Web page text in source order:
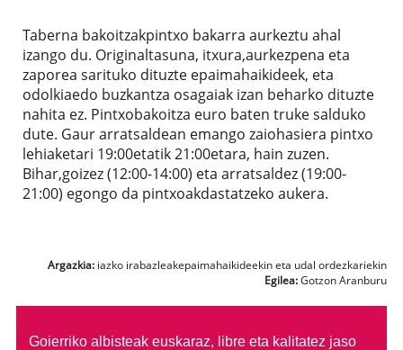
Taberna bakoitzakpintxo bakarra aurkeztu ahal
izango du. Originaltasuna, itxura,aurkezpena eta
zaporea sarituko dituzte epaimahaikideek, eta
odolkiaedo buzkantza osagaiak izan beharko dituzte
nahita ez. Pintxobakoitza euro baten truke salduko
dute. Gaur arratsaldean emango zaiohasiera pintxo
lehiaketari 19:00etatik 21:00etara, hain zuzen.
Bihar,goizez (12:00-14:00) eta arratsaldez (19:00-
21:00) egongo da pintxoakdastatzeko aukera.
Argazkia: iazko irabazleakepaimahaikideekin eta udal ordezkariekin
Egilea:Gotzon Aranburu
Goierriko albisteak euskaraz, libre eta kalitatez jaso